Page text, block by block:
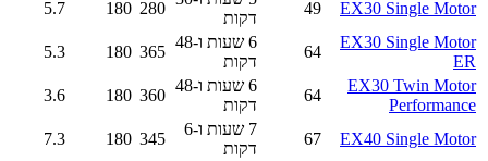
EX30 Single Motor
49
דקות
280
180
5.7
EX30 Single Motor
ER
64
6 שעות ו-48
דקות
365
180
5.3
EX30 Twin Motor
Performance
64
6 שעות ו-48
דקות
360
180
3.6
EX40 Single Motor
67
7 שעות ו-6
דקות
345
180
7.3